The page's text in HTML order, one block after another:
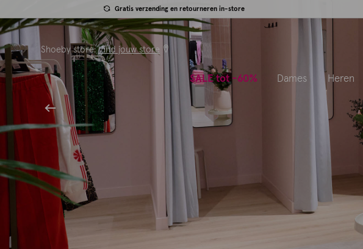
Gratis verzending en retourneren in-store
Shoeby store:Vind jouw store
SALE tot -60% Dames Heren